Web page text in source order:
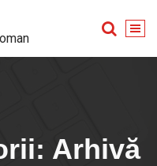
Arhivă